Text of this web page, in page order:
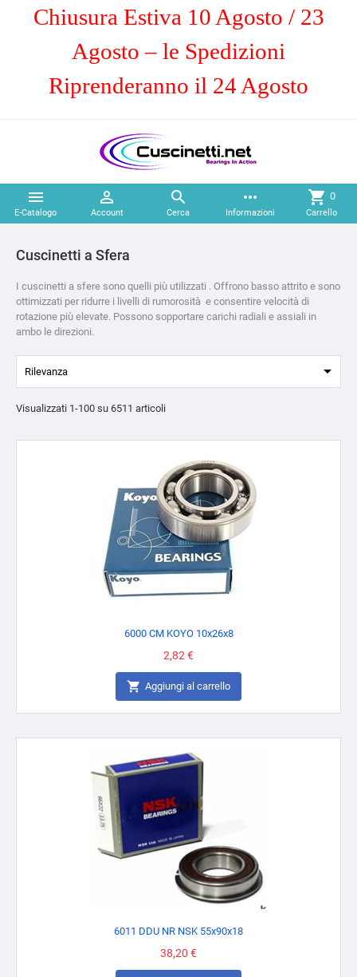
Chiusura Estiva 10 Agosto / 23
Agosto – le Spedizioni
Riprenderanno il 24 Agosto

E-Catalogo

Account

Cerca
more_horiz
Informazioni
shopping_cart 0
Carrello
Cuscinetti a Sfera
I cuscinetti a sfere sono quelli più utilizzati . Offrono basso attrito e sono
ottimizzati per ridurre i livelli di rumorosità e consentire velocità di
rotazione più elevate. Possono sopportare carichi radiali e assiali in
ambo le direzioni.
Rilevanza 
Visualizzati 1-100 su 6511 articoli
6000 CM KOYO 10x26x8
Prezzo
2,82 €
 Aggiungi al carrello
6011 DDU NR NSK 55x90x18
Prezzo
38,20 €